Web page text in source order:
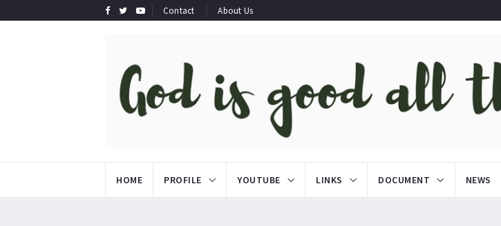
Contact About Us
HOME PROFILE YOUTUBE LINKS DOCUMENT NEWS